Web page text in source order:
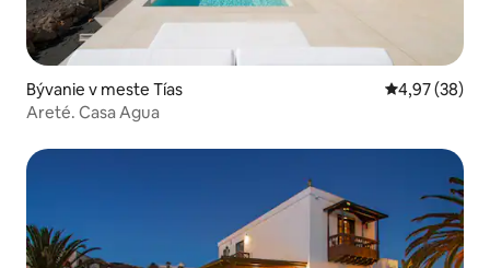
Bývanie v meste Tías Priemerné
4,97 (38)
Areté. Casa Agua